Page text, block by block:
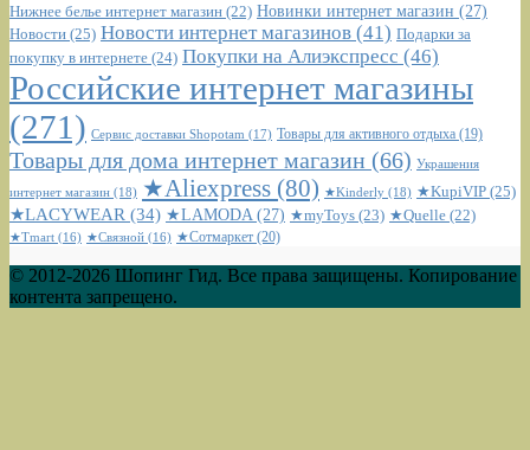
Нижнее белье интернет магазин (22) Новинки интернет магазин (27)
Новости (25) Новости интернет магазинов (41) Подарки за
покупку в интернете (24) Покупки на Алиэкспресс (46)
Российские интернет магазины
(271) Сервис доставки Shopotam (17) Товары для активного отдыха (19)
Товары для дома интернет магазин (66) Украшения
интернет магазин (18) ★Aliexpress (80) ★Kinderly (18) ★KupiVIP (25)
★LACYWEAR (34) ★LAMODA (27) ★myToys (23) ★Quelle (22)
★Tmart (16) ★Связной (16) ★Сотмаркет (20)
© 2012-2026 Шопинг Гид. Все права защищены. Копирование
контента запрещено.